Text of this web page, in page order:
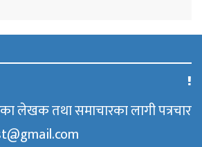
लेखक तथा समाचारका लागी पत्रचार